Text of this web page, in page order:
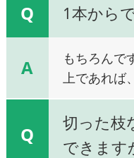
Q 1本から
A
もちろんで
上であれば
Q
切った枝
できます